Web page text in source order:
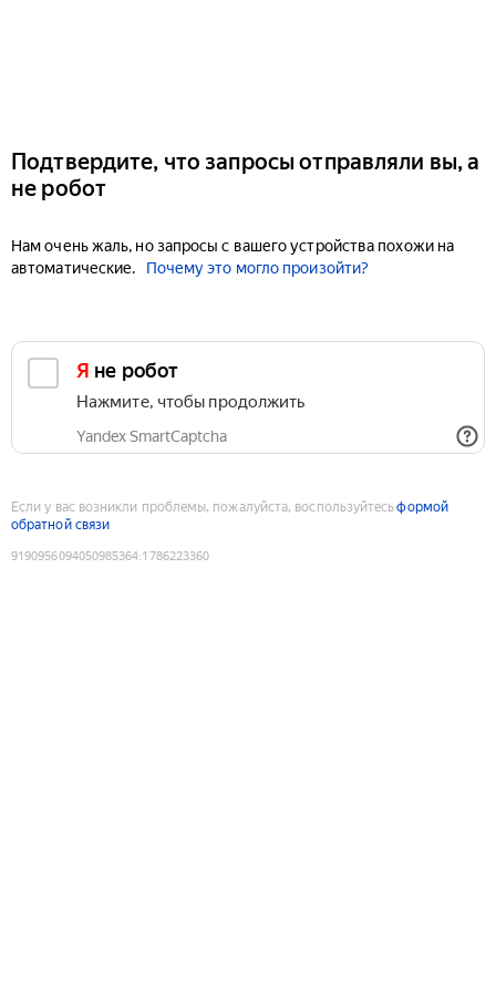
Подтвердите, что запросы отправляли вы, а
не робот
Нам очень жаль, но запросы с вашего устройства похожи на
автоматические.
Почему это могло произойти?
Я не робот
Нажмите, чтобы продолжить
Yandex SmartCaptcha
Если у вас возникли проблемы, пожалуйста, воспользуйтесьформой
обратной связи
9190956094050985364:1786223360